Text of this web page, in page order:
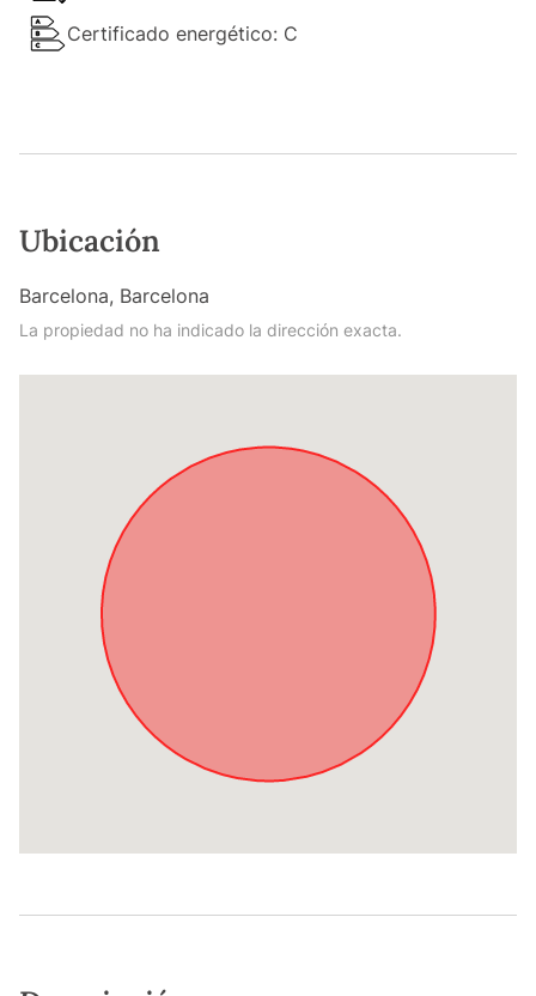
Certificado energético: C
Ubicación
Barcelona, Barcelona
La propiedad no ha indicado la dirección exacta.